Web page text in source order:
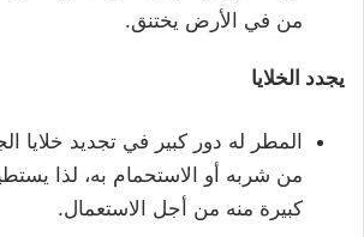
من في الأرض يختنق.
يجدد الخلايا
المطر له دور كبير في تجديد خلايا
من شربه أو الاستحمام به، لذا
كبيرة منه من أجل الاستعمال.